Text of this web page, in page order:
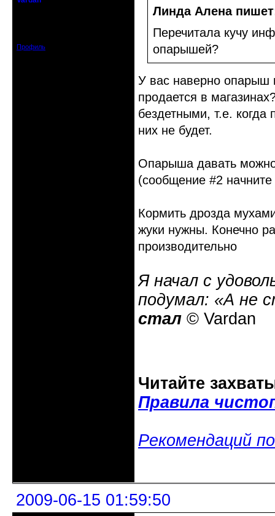
Профиль
Линда Алена
Перечитала кучу
опарышей?
У вас наверно опарыш
продается в
бездетными, т.е. когда
них не будет.
Опарыша давать
(сообщение #2
Кормить дрозда
жуки нужны. Конечно
производительно
Я начал с
подумал: «А не
стал © Vardan
Читайте
Правила
Рекомендаций
2009-06-15 01:59:50